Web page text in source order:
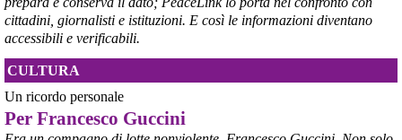
cittadini, giornalisti e istituzioni. E così le informazioni diventano
accessibili e verificabili.
CULTURA
Un ricordo personale
Per Francesco Guccini